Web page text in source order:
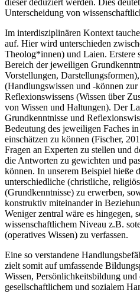
dieser deduziert werden. Dies
Unterscheidung von
Im interdisziplinären Kontext
auf. Hier wird unterschieden
Theolog*innen) und Laien. Erstere
Bereich der jeweiligen
Vorstellungen,
(Handlungswissen und -können
Reflexionswissens (Wissen über
von Wissen und Haltungen). Der
Grundkenntnisse und
Bedeutung des jeweiligen Faches
einschätzen zu können (Fischer,
Fragen an Experten zu stellen und
die Antworten zu gewichten und
können. In unserem Beispiel hieße
unterschiedliche (christliche,
(Grundkenntnisse) zu erwerben,
konstruktiv miteinander in
Weniger zentral wäre es hingegen,
wissenschaftlichem Niveau z.B.
(operatives Wissen) zu verfassen.
Eine so verstandene
zielt somit auf umfassende
Wissen, Persönlichkeitsbildung
gesellschaftlichem und sozialem